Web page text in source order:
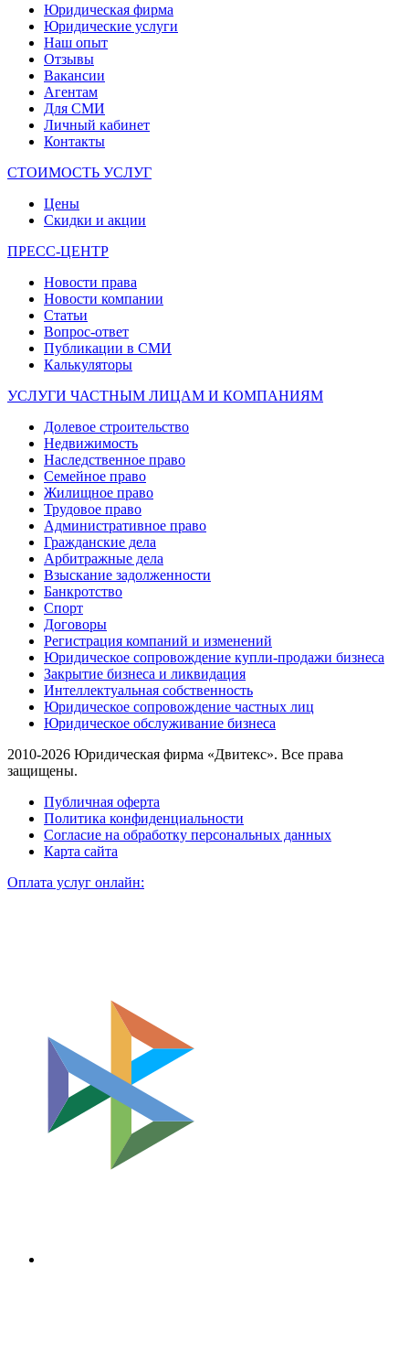
Юридическая фирма
Юридические услуги
Наш опыт
Отзывы
Вакансии
Агентам
Для СМИ
Личный кабинет
Контакты
СТОИМОСТЬ УСЛУГ
Цены
Скидки и акции
ПРЕСС-ЦЕНТР
Новости права
Новости компании
Статьи
Вопрос-ответ
Публикации в СМИ
Калькуляторы
УСЛУГИ ЧАСТНЫМ ЛИЦАМ И КОМПАНИЯМ
Долевое строительство
Недвижимость
Наследственное право
Семейное право
Жилищное право
Трудовое право
Административное право
Гражданские дела
Арбитражные дела
Взыскание задолженности
Банкротство
Спорт
Договоры
Регистрация компаний и изменений
Юридическое сопровождение купли-продажи бизнеса
Закрытие бизнеса и ликвидация
Интеллектуальная собственность
Юридическое сопровождение частных лиц
Юридическое обслуживание бизнеса
2010-2026 Юридическая фирма «Двитекс». Все права
защищены.
Публичная оферта
Политика конфиденциальности
Согласие на обработку персональных данных
Карта сайта
Оплата услуг онлайн: